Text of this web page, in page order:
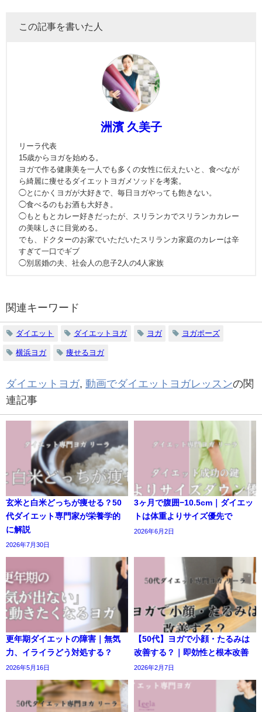
この記事を書いた人
洲濱 久美子
リーラ代表
15歳からヨガを始める。
ヨガで作る健康美を一人でも多くの女性に伝えたいと、食べなが
ら綺麗に痩せるダイエットヨガメソッドを考案。
◯とにかくヨガが大好きで、毎日ヨガやっても飽きない。
◯食べるのもお酒も大好き。
◯もともとカレー好きだったが、スリランカでスリランカカレー
の美味しさに目覚める。
でも、ドクターのお家でいただいたスリランカ家庭のカレーは辛
すぎて一口でギブ
◯別居婚の夫、社会人の息子2人の4人家族
関連キーワード
ダイエット ダイエットヨガ ヨガ ヨガポーズ
横浜ヨガ 痩せるヨガ
ダイエットヨガ, 動画でダイエットヨガレッスンの関
連記事
玄米と白米どっちが痩せる？50
代ダイエット専門家が栄養学的
に解説
2026年7月30日
3ヶ月で腹囲−10.5cm｜ダイエッ
トは体重よりサイズ優先で
2026年6月2日
更年期ダイエットの障害｜無気
力、イライラどう対処する？
2026年5月16日
【50代】ヨガで小顔・たるみは
改善する？｜即効性と根本改善
2026年2月7日